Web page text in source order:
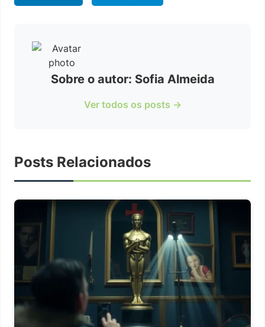
Sobre o autor: Sofia Almeida
Ver todos os posts →
Posts Relacionados